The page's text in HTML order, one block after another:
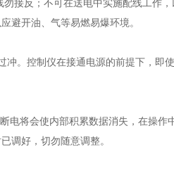
反；不可在送电中实施配线工作，
避开油、气等易燃易爆环境。
。控制仪在接通电源的前提下，即
将会使内部积累数据消失，在操作
调好，切勿随意调整。